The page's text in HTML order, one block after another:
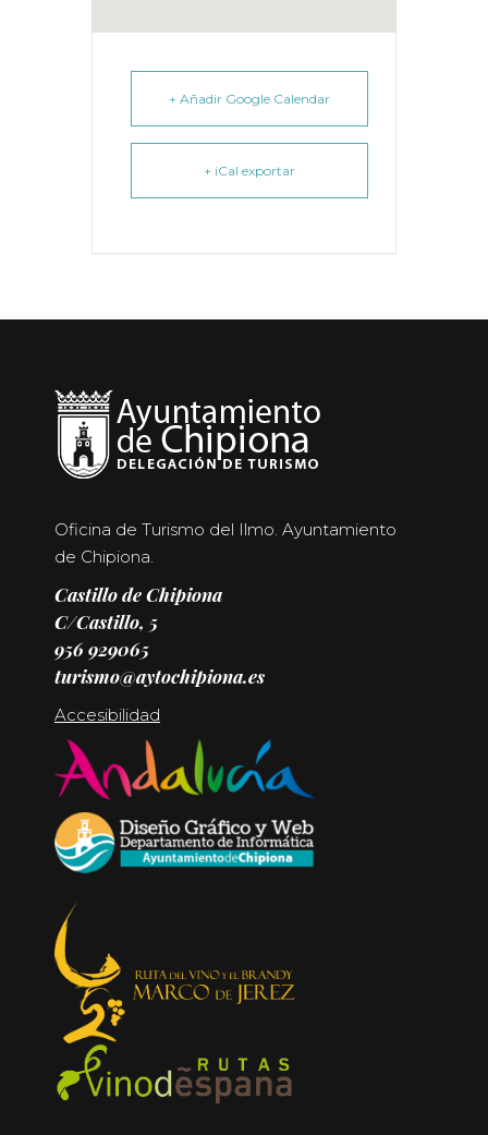
+ Añadir Google Calendar
+ iCal exportar
Oficina de Turismo del Ilmo. Ayuntamiento
de Chipiona.
Castillo de Chipiona
C/Castillo, 5
956 929065
turismo@aytochipiona.es
Accesibilidad